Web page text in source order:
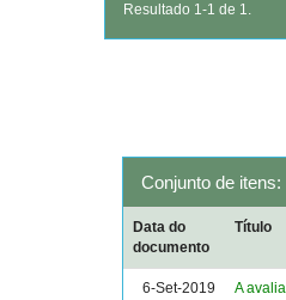
Resultado 1-1 de 1.
Conjunto de itens:
Data do
documento
Título
6-Set-2019 A